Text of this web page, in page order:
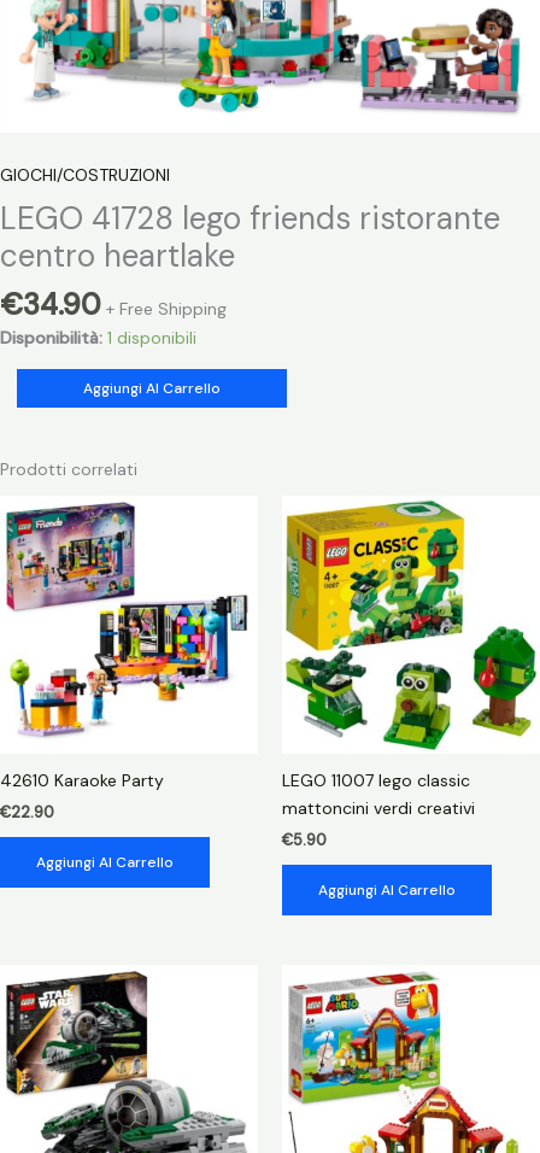
GIOCHI/COSTRUZIONI
LEGO 41728 lego friends ristorante
centro heartlake
€34.90 + Free Shipping
Disponibilità: 1 disponibili
41728
friends
centro
heartlake
quantità
Aggiungi Al Carrello
Prodotti correlati
42610 Karaoke Party
€22.90
Aggiungi Al Carrello
LEGO 11007 lego classic
mattoncini verdi creativi
€5.90
Aggiungi Al Carrello